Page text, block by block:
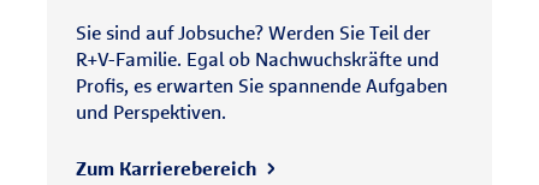
Sie sind auf Jobsuche? Werden Sie Teil der
R+V-Familie. Egal ob Nachwuchskräfte und
Profis, es erwarten Sie spannende Aufgaben
und Perspektiven.
Zum Karrierebereich